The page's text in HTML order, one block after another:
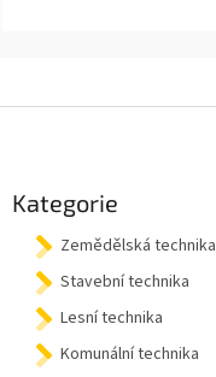
Kategorie
Zemědělská technika
Stavební technika
Lesní technika
Komunální technika